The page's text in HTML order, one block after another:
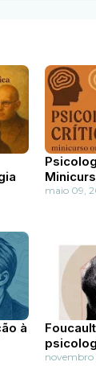
maio 09,
à
novembro